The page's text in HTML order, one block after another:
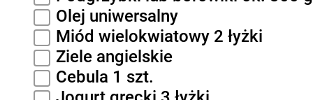
Olej uniwersalny
Miód wielokwiatowy 2 łyżki
Ziele angielskie
Cebula 1 szt.